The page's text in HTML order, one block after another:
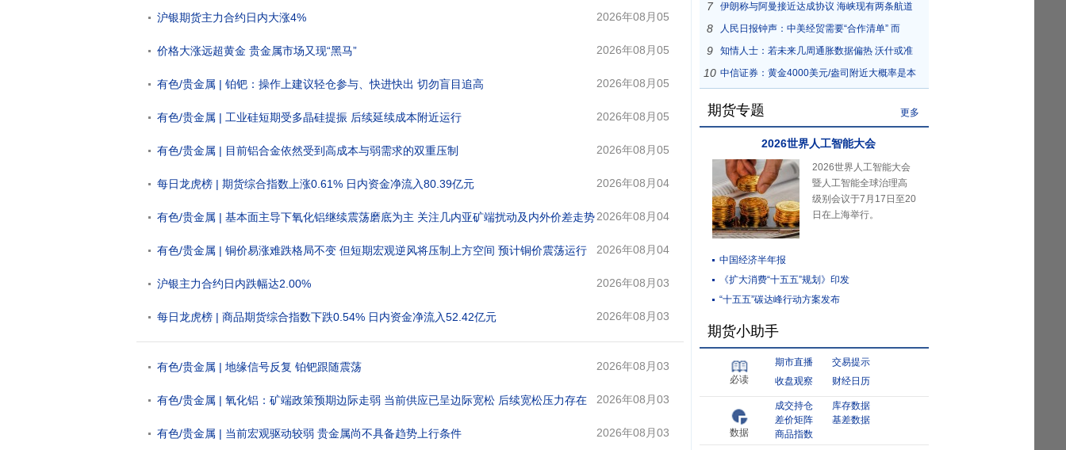
沪银期货主力合约日内大涨4%
2026年08月05
日 10:37
价格大涨远超黄金 贵金属市场又现“黑马” 2026年08月05
日 09:32
有色/贵金属 | 铂钯：操作上建议轻仓参与、快进快出 切勿盲目追高 2026年08月05
日 09:05
有色/贵金属 | 工业硅短期受多晶硅提振 后续延续成本附近运行 2026年08月05
日 08:50
有色/贵金属 | 目前铝合金依然受到高成本与弱需求的双重压制 2026年08月05
日 08:27
每日龙虎榜 | 期货综合指数上涨0.61% 日内资金净流入80.39亿元 2026年08月04
日 16:38
有色/贵金属 | 基本面主导下氧化铝继续震荡磨底为主 关注几内亚矿端扰动及内外价差走势2026年08月04
日 09:04
有色/贵金属 | 铜价易涨难跌格局不变 但短期宏观逆风将压制上方空间 预计铜价震荡运行 2026年08月04
日 08:43
沪银主力合约日内跌幅达2.00% 2026年08月03
日 21:43
每日龙虎榜 | 商品期货综合指数下跌0.54% 日内资金净流入52.42亿元 2026年08月03
有色/贵金属 | 地缘信号反复 铂钯跟随震荡
2026年08月03
日 09:14
有色/贵金属 | 氧化铝：矿端政策预期边际走弱 当前供应已呈边际宽松 后续宽松压力存在
进一步加剧的风险
2026年08月03
日 08:58
有色/贵金属 | 当前宏观驱动较弱 贵金属尚不具备趋势上行条件 2026年08月03
黄金
7
伊朗称与阿曼接近达成协议 海峡现有两条航道
将关闭
8
人民日报钟声：中美经贸需要“合作清单” 而
非“覆盖清单”
9
知情人士：若未来几周通胀数据偏热 沃什或准
备加息
10 中信证券：黄金4000美元/盎司附近大概率是本
期货专题 更多
2026世界人工智能大会
2026世界人工智能大会
暨人工智能全球治理高
级别会议于7月17日至20
日在上海举行。
中国经济半年报
《扩大消费“十五五”规划》印发
“十五五”碳达峰行动方案发布
期货小助手
必读
期市直播
交易提示
收盘观察
财经日历
数据
成交持仓
库存数据
差价矩阵
基差数据
商品指数